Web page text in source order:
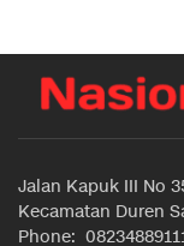
Jalan Kapuk III No
Kecamatan Duren
Phone: